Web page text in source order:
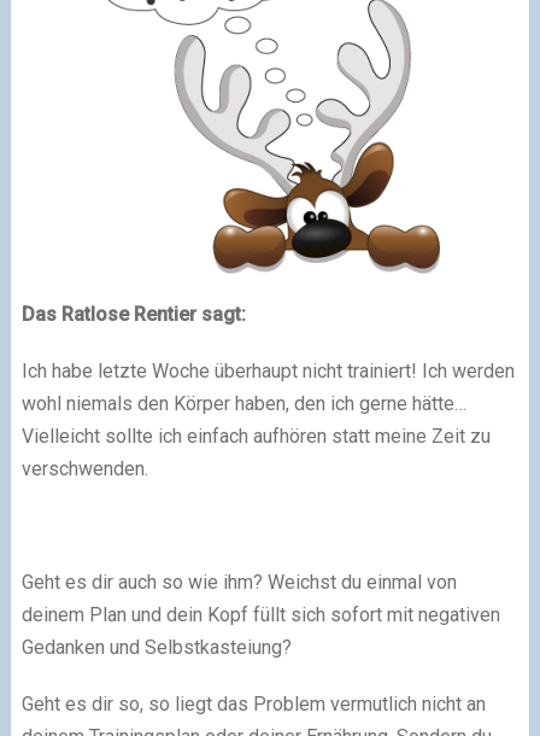
Das Ratlose Rentier sagt:
Ich habe letzte Woche überhaupt nicht trainiert! Ich werden
wohl niemals den Körper haben, den ich gerne hätte…
Vielleicht sollte ich einfach aufhören statt meine Zeit zu
verschwenden.
Geht es dir auch so wie ihm? Weichst du einmal von
deinem Plan und dein Kopf füllt sich sofort mit negativen
Gedanken und Selbstkasteiung?
Geht es dir so, so liegt das Problem vermutlich nicht an